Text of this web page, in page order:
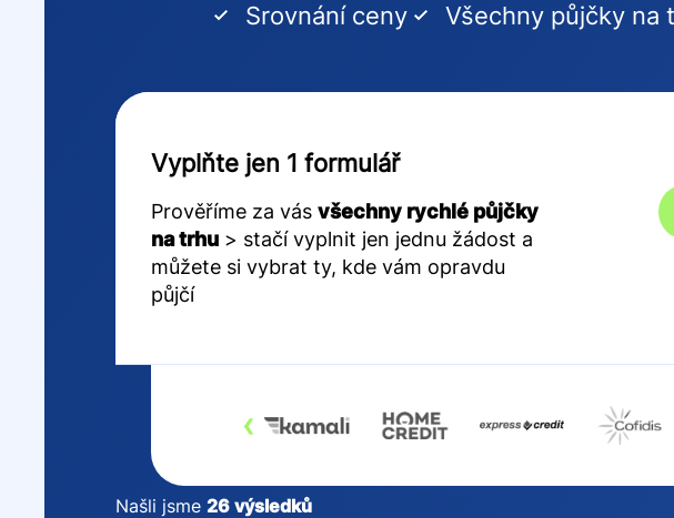
Srovnání ceny Všechny půjčky na
Vyplňte jen 1 formulář
Prověříme za vás všechny rychlé půjčky
na trhu > stačí vyplnit jen jednu žádost a
můžete si vybrat ty, kde vám opravdu
půjčí
‹
Našli jsme 26 výsledků